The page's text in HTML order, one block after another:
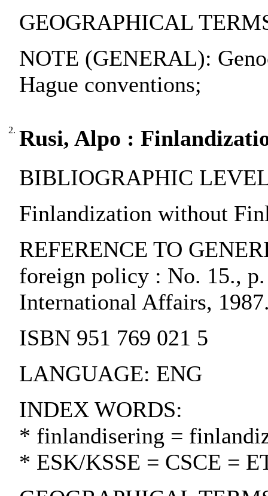
GEOGRAPHICAL
NOTE (GENERAL):
Hague conventions;
2. Rusi, Alpo :
BIBLIOGRAPHIC
Finlandization without
REFERENCE TO
foreign policy : No. 15.,
International Affairs,
ISBN 951 769 021 5
LANGUAGE: ENG
INDEX WORDS:
* finlandisering =
* ESK/KSSE = CSCE =